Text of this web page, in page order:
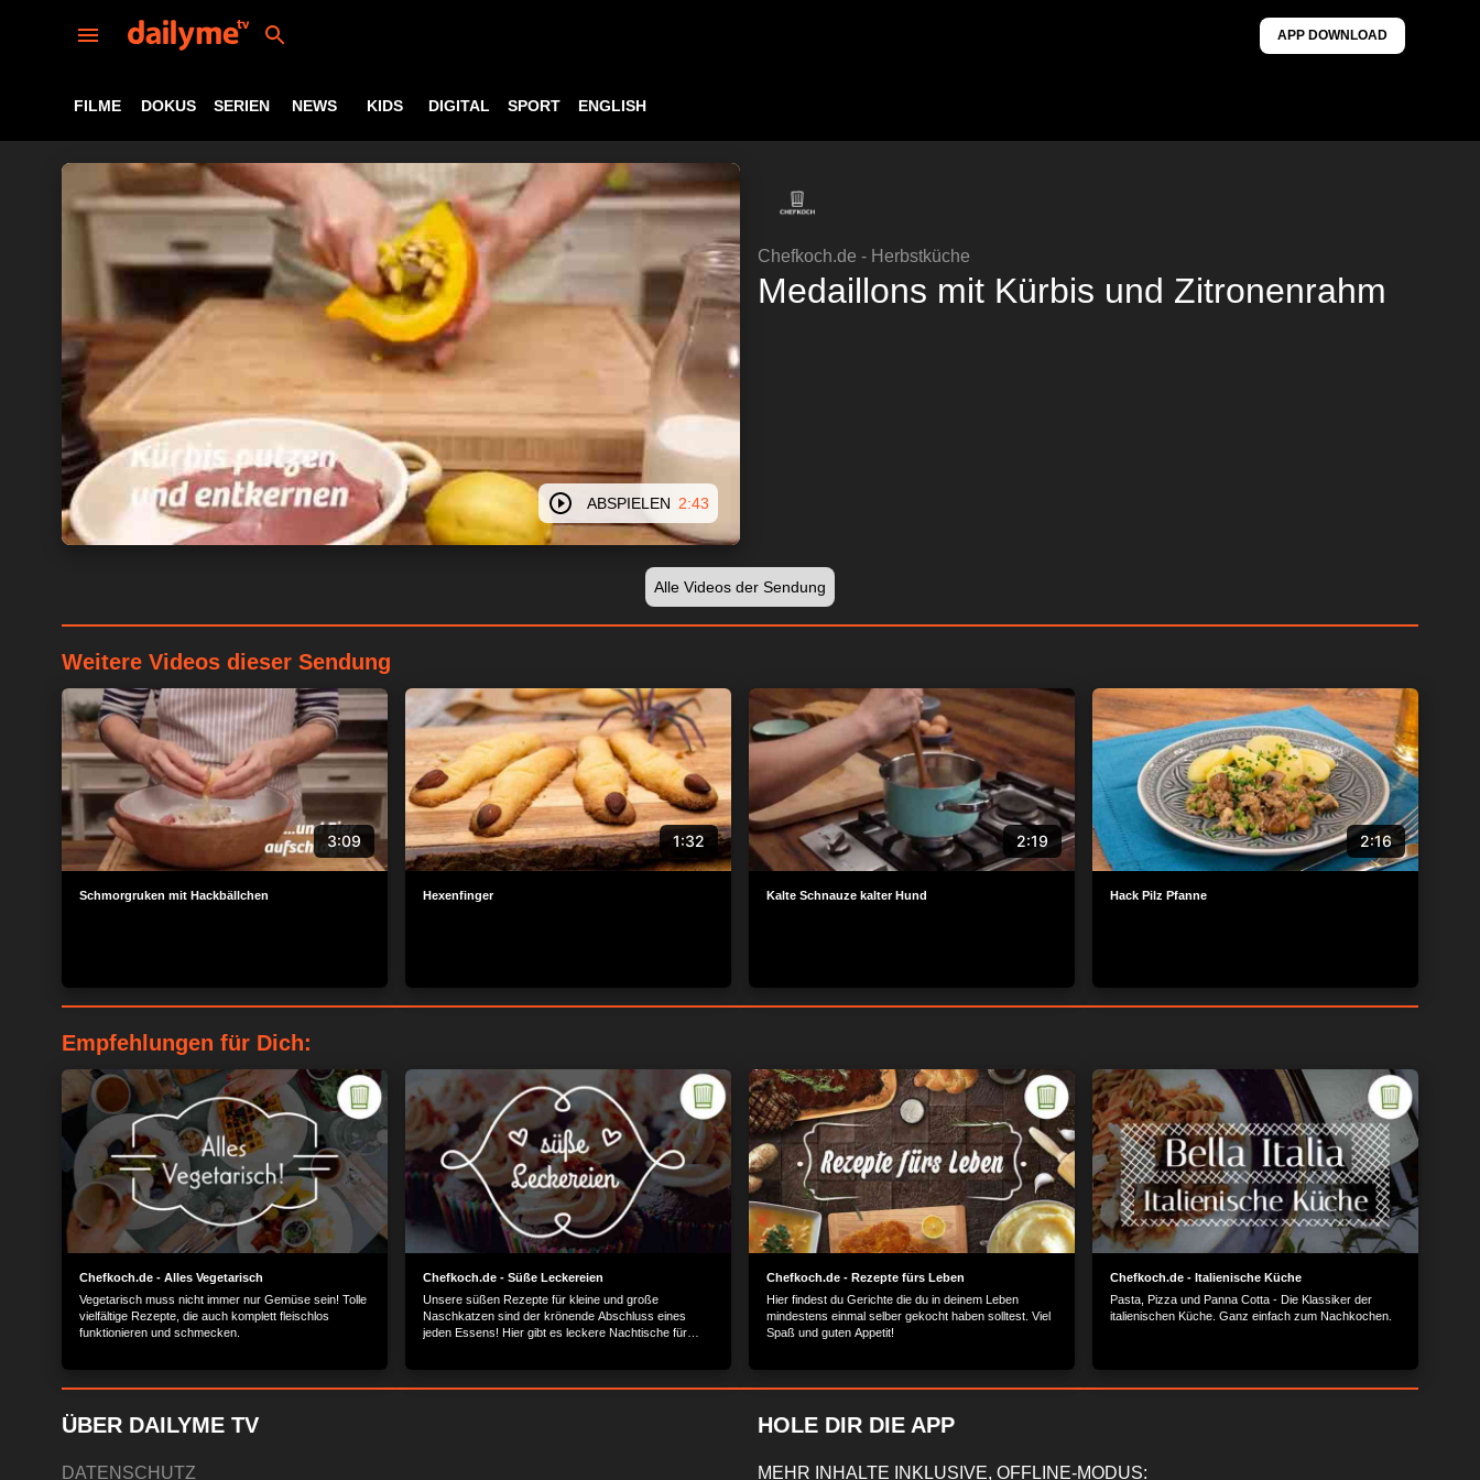
APP DOWNLOAD
FILME DOKUS SERIEN NEWS KIDS DIGITAL SPORT ENGLISH
ABSPIELEN 2:43
Chefkoch.de - Herbstküche
Medaillons mit Kürbis und Zitronenrahm
Alle Videos der Sendung
Weitere Videos dieser Sendung
3:09
Schmorgruken mit Hackbällchen
1:32
Hexenfinger
2:19
Kalte Schnauze kalter Hund
2:16
Hack Pilz Pfanne
Empfehlungen für Dich:
Chefkoch.de - Alles Vegetarisch
Vegetarisch muss nicht immer nur Gemüse sein! Tolle
vielfältige Rezepte, die auch komplett fleischlos
funktionieren und schmecken.
Chefkoch.de - Süße Leckereien
Unsere süßen Rezepte für kleine und große
Naschkatzen sind der krönende Abschluss eines
jeden Essens! Hier gibt es leckere Nachtische für
Chefkoch.de - Rezepte fürs Leben
Hier findest du Gerichte die du in deinem Leben
mindestens einmal selber gekocht haben solltest. Viel
Spaß und guten Appetit!
Chefkoch.de - Italienische Küche
Pasta, Pizza und Panna Cotta - Die Klassiker der
italienischen Küche. Ganz einfach zum Nachkochen.
ÜBER DAILYME TV
DATENSCHUTZ
HOLE DIR DIE APP
MEHR INHALTE INKLUSIVE, OFFLINE-MODUS: